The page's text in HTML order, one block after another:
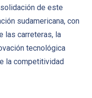
de este
sudamericana, con
las carreteras, la
tecnológica
la competitividad